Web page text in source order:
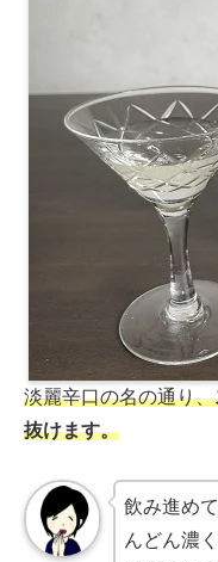
淡麗辛口の名の通り、
抜けます。
飲み進め
んどん濃